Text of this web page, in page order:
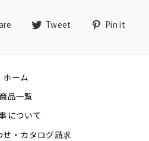
Share Tweet
Tweet Pin it
ホーム
商品一覧
について
せ・カタログ請求